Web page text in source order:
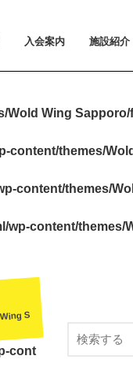
入会案内
入会案内
料金とお支払い方法に
体験会とトライアルプ
ビジター利用のご案内
会員規約
施設紹介
施設紹介
設置マシ
アクセス
スタッフ
Wold Wing
content/themes/
content/themes/
content/themes/
cont
S